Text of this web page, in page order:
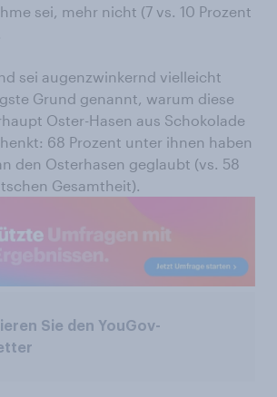
sei, mehr nicht (7 vs. 10 Prozent
sei augenzwinkernd vielleicht
Grund genannt, warum diese
Oster-Hasen aus Schokolade
68 Prozent unter ihnen haben
den Osterhasen geglaubt (vs. 58
Gesamtheit).
Sie den YouGov-